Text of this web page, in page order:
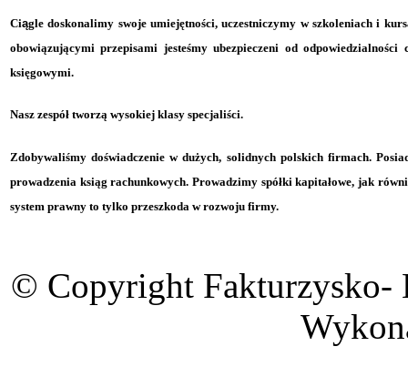
Ciągle doskonalimy swoje umiejętności, uczestniczymy w szkoleniach i
obowiązującymi przepisami jesteśmy ubezpieczeni od
księgowymi.
Nasz zespół tworzą wysokiej klasy specjaliści.
Zdobywaliśmy doświadczenie w dużych, solidnych polskich firmach.
prowadzenia ksiąg rachunkowych. Prowadzimy spółki kapitałowe, jak
system prawny to tylko przeszkoda w rozwoju firmy.
© Copyright Fakturzysko-